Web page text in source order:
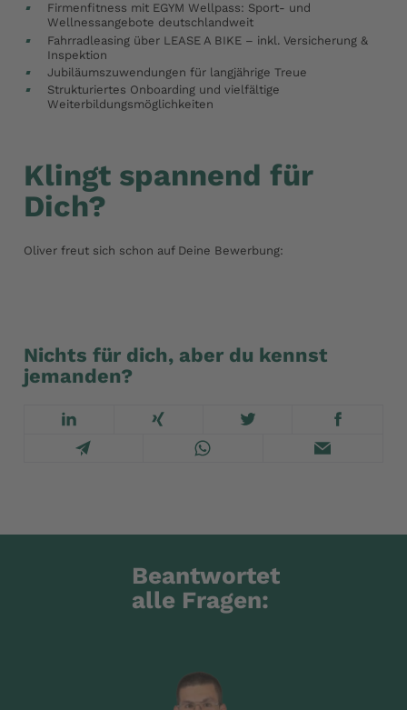
Firmenfitness mit EGYM Wellpass: Sport- und
Wellnessangebote deutschlandweit
Fahrradleasing über LEASE A BIKE – inkl. Versicherung &
Inspektion
Jubiläumszuwendungen für langjährige Treue
Strukturiertes Onboarding und vielfältige
Weiterbildungsmöglichkeiten
Klingt spannend für
Dich?
Oliver freut sich schon auf Deine Bewerbung:
Nichts für dich, aber du kennst
jemanden?
Beantwortet
alle Fragen: